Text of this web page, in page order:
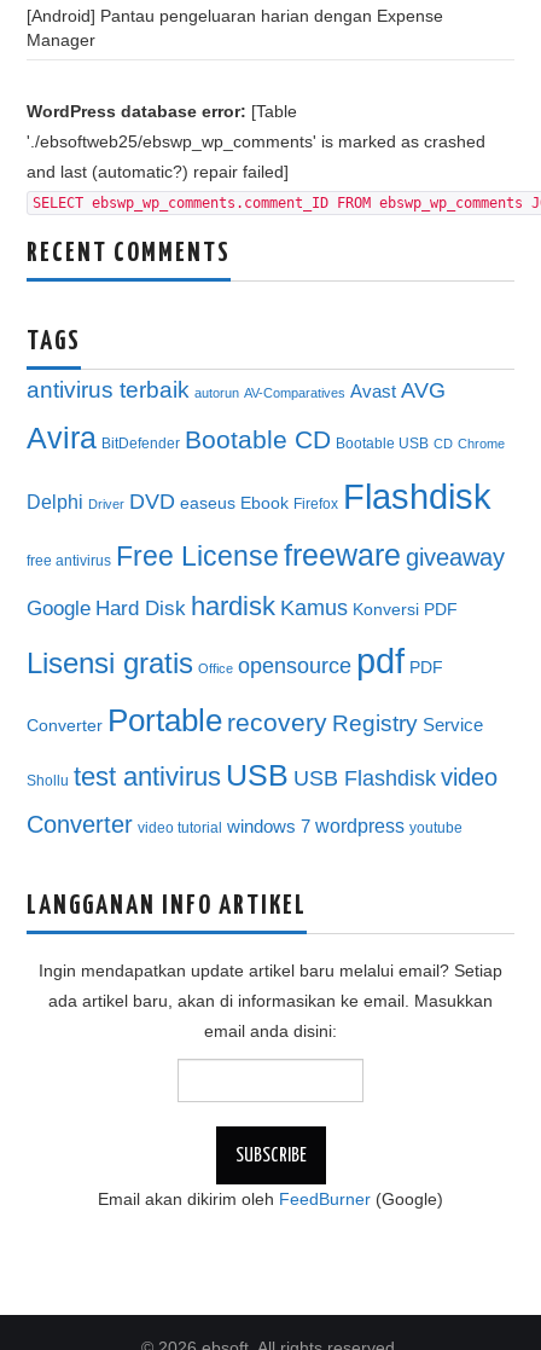
[Android] Pantau pengeluaran harian dengan Expense
Manager
WordPress database error: [Table
'./ebsoftweb25/ebswp_wp_comments' is marked as crashed
and last (automatic?) repair failed]
SELECT ebswp_wp_comments.comment_ID FROM
RECENT COMMENTS
TAGS
antivirus terbaik autorun AV-Comparatives Avast AVG
Avira BitDefender Bootable CD Bootable USB CD Chrome
Delphi Driver DVD easeus Ebook Firefox Flashdisk
free antivirus Free License freeware giveaway
Google Hard Disk hardisk Kamus Konversi PDF
Lisensi gratis Office opensource pdf PDF
Converter Portable recovery Registry Service
Shollu test antivirus USB USB Flashdisk video
Converter video tutorial windows 7 wordpress youtube
LANGGANAN INFO ARTIKEL
Ingin mendapatkan update artikel baru melalui email? Setiap
ada artikel baru, akan di informasikan ke email. Masukkan
email anda disini:
Email akan dikirim oleh FeedBurner (Google)